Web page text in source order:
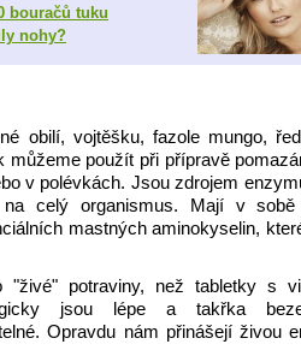
bouračů tuku
nohy?
obilí, vojtěšku, fazole mungo,
použít při přípravě
v polévkách. Jsou zdrojem
na celý organismus. Mají v
mastných aminokyselin,
potraviny, než tabletky s
jsou lépe a takřka
Opravdu nám přinášejí živou